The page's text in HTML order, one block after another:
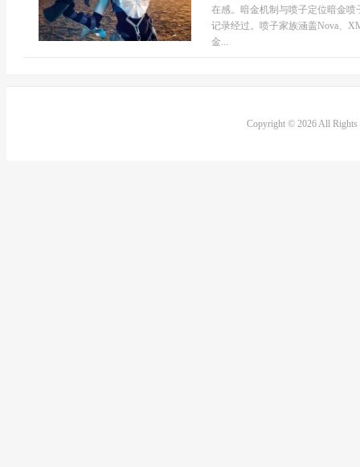
在感。暗金机制与喷子定位暗金
记录经过。喷子家族涵盖Nova、
金...
Copyright © 2026 All